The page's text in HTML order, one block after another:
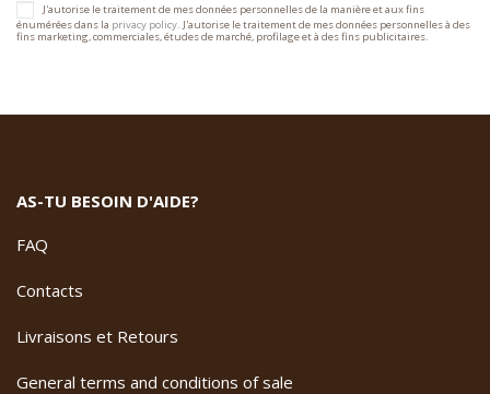
J'autorise le traitement de mes données personnelles de la manière et aux fins
énumérées dans la privacy policy. J'autorise le traitement de mes données personnelles à des
fins marketing, commerciales, études de marché, profilage et à des fins publicitaires.
AS-TU BESOIN D'AIDE?
FAQ
Contacts
Livraisons et Retours
General terms and conditions of sale